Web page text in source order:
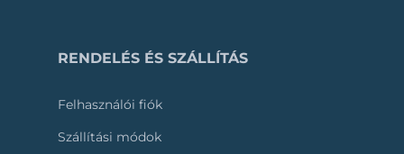
RENDELÉS ÉS SZÁLLÍTÁS
Felhasználói fiók
Szállítási módok